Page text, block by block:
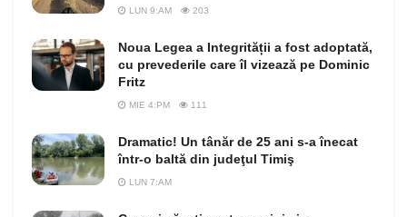
LUN 9:AM 203
Noua Legea a Integrității a fost adoptată,
cu prevederile care îl vizează pe Dominic
Fritz
MIE 4:PM 111
Dramatic! Un tânăr de 25 ani s-a înecat
într-o baltă din judeţul Timiş
LUN 7:AM